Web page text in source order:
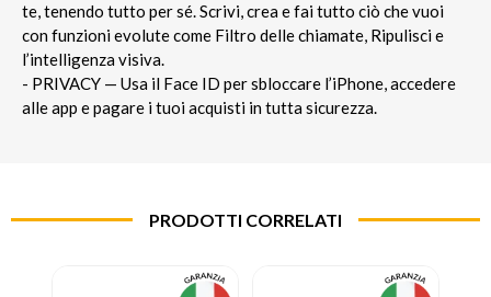
te, tenendo tutto per sé. Scrivi, crea e fai tutto ciò che vuoi
con funzioni evolute come Filtro delle chiamate, Ripulisci e
l’intelligenza visiva.
- PRIVACY — Usa il Face ID per sbloccare l’iPhone, accedere
alle app e pagare i tuoi acquisti in tutta sicurezza.
PRODOTTI CORRELATI